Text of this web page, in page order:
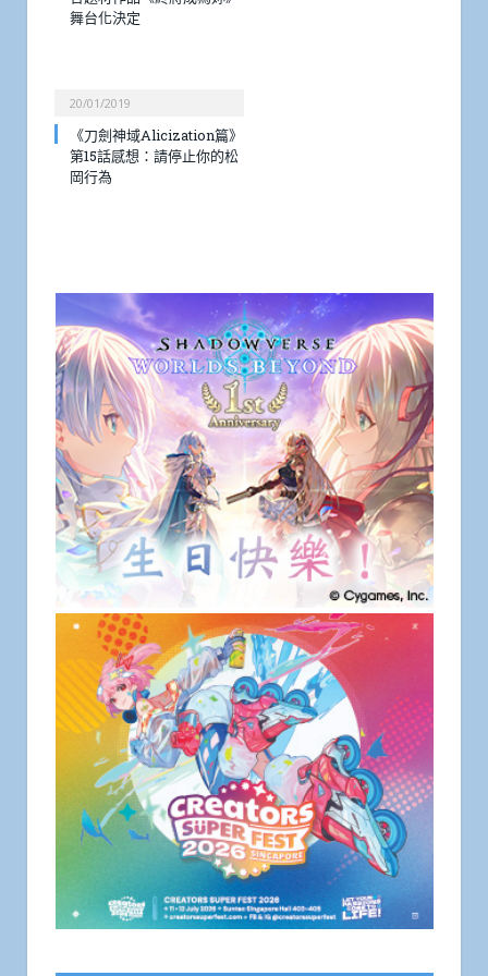
舞台化決定
20/01/2019
《刀劍神域Alicization篇》
第15話感想：請停止你的松
岡行為